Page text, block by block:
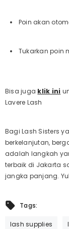
Poin akan
Tukarkan poin
Bisa juga klik ini
Lavere Lash
Bagi Lash Sisters
berkelanjutan,
adalah langkah
terbaik di Jakarta
jangka panjang.
Tags:
lash supplies